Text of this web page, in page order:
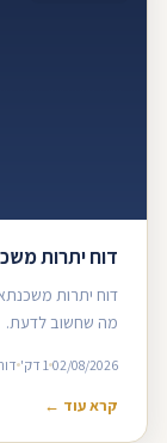
דוח יתרות
דוח יתרות
מה שחשוב לדעת.
02/08/2026 1 דק'
קרא עוד ←